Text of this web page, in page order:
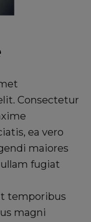
Consectetur
ea vero
maiores
fugiat
temporibus
magni